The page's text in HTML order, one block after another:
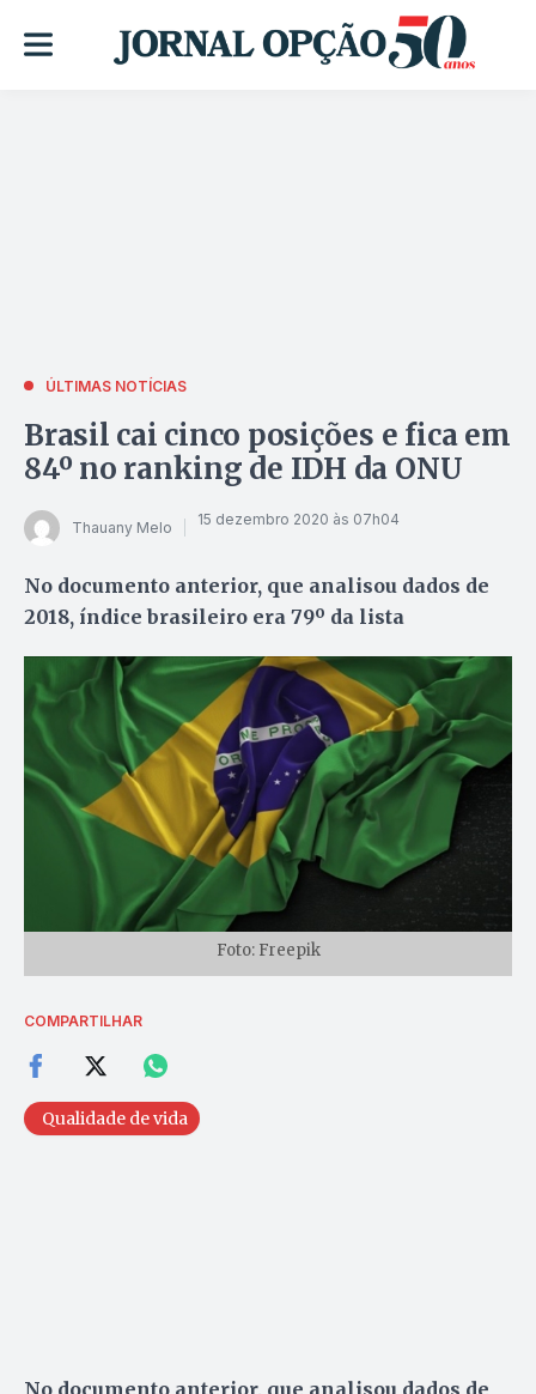
ÚLTIMAS NOTÍCIAS
Brasil cai cinco posições e fica em
84º no ranking de IDH da ONU
Thauany Melo 15 dezembro 2020 às 07h04
No documento anterior, que analisou dados de
2018, índice brasileiro era 79º da lista
Foto: Freepik
COMPARTILHAR
Qualidade de vida
No documento anterior, que analisou dados de